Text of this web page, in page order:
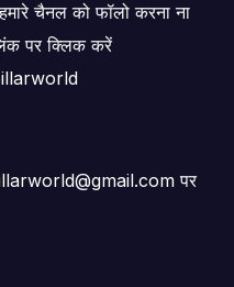
चैनल को फॉलो करना ना
पर क्लिक करें
पर